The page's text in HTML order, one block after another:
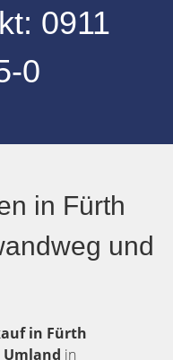
0911
0
in Fürth
und
in Fürth
Umland in